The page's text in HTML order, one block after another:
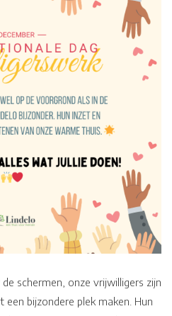
schermen, onze vrijwilligers zijn
bijzondere plek maken. Hun